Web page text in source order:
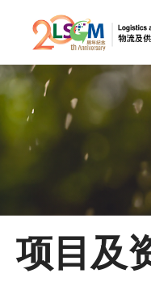
跳到内容
主页
关于LSCM
项目及